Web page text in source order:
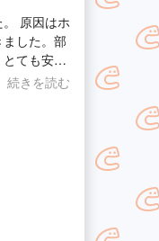
した。部
ても安心
また
。ありが
続きを読む